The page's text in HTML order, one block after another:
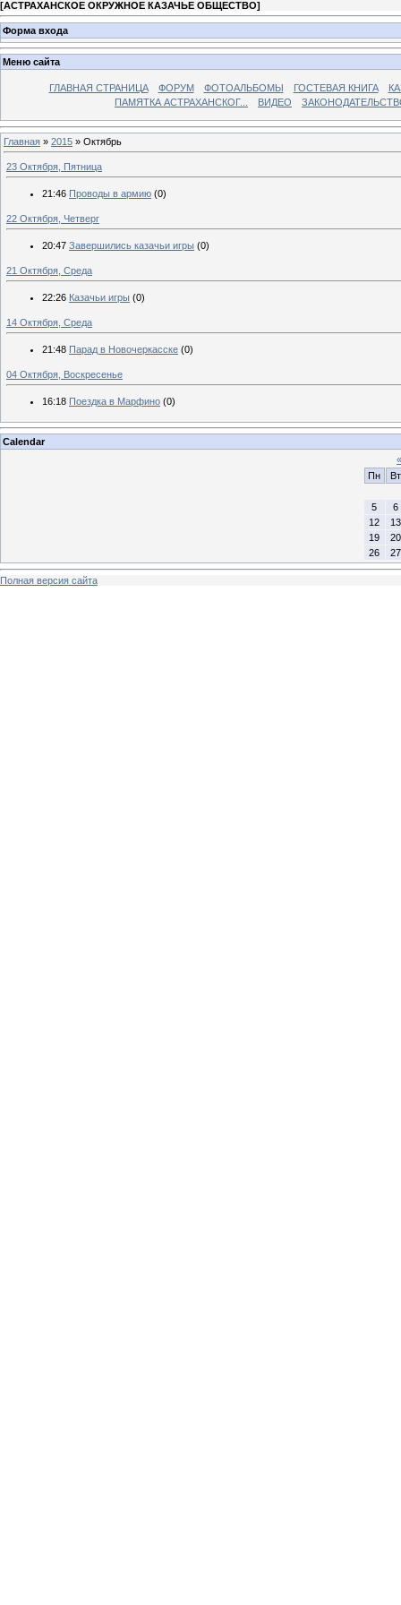
[АСТРАХАНСКОЕ ОКРУЖНОЕ КАЗАЧЬЕ ОБЩЕСТВО]
Форма входа
Меню сайта
ГЛАВНАЯ СТРАНИЦА ФОРУМ ФОТОАЛЬБОМЫ ГОСТЕВАЯ КНИГА
ПАМЯТКА АСТРАХАНСКОГ...
ВИДЕО
Главная » 2015 » Октябрь
23 Октября, Пятница
21:46 Проводы в армию (0)
22 Октября, Четверг
20:47 Завершились казачьи игры (0)
21 Октября, Среда
22:26 Казачьи игры (0)
14 Октября, Среда
21:48 Парад в Новочеркасске (0)
04 Октября, Воскресенье
16:18 Поездка в Марфино (0)
Calendar
«
Пн
Вт
5
6
12
13
19
20
26
27
Полная версия сайта